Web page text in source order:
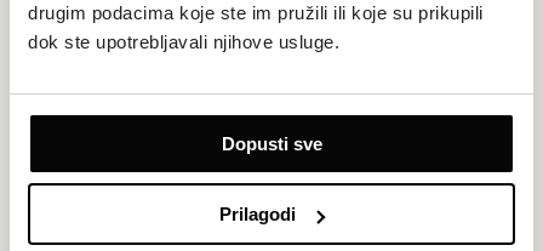
drugim podacima koje ste im pružili ili koje su prikupili
dok ste upotrebljavali njihove usluge.
Dopusti sve
Prilagodi
Do 4 osobe (najviše 3 odraslih)
Prostrani jednosobni obiteljski apartman s pogledom na slikoviti
grad koji nudi ugodan odmor za cijelu obitelj. Spavaća soba s king
size krevetom i trosjedom na razvlačenje pruža privatnost i
fleksibilnost, dok potpuno opremljena čajna kuhinja omogućuje
ravnog ekrana s kabelskim/satelitskim programima te mramorna
kupaonica s kadom ili tušem upotpunjuju osjećaj udobnosti.